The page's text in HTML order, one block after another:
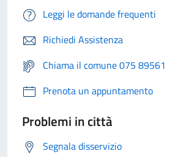
Leggi le domande frequenti
Richiedi Assistenza
Chiama il comune 075 89561
Prenota un appuntamento
Problemi in città
Segnala disservizio